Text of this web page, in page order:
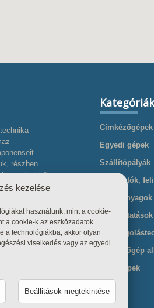
részben
melyekből
Kategóriák
Címkézőgépek
Egyedi gépek
Szállítópályák
Nyomtatók,
Kellékanyagok
Szolgáltatások
Cimkézőgép
Töltőgépek
kezelése
használunk, mint a cookie-
a cookie-k az eszközadatok
a technológiákba, akkor olyan
viselkedés vagy az egyedi
Mindig bekapcsolva
Beállitások megtekintése